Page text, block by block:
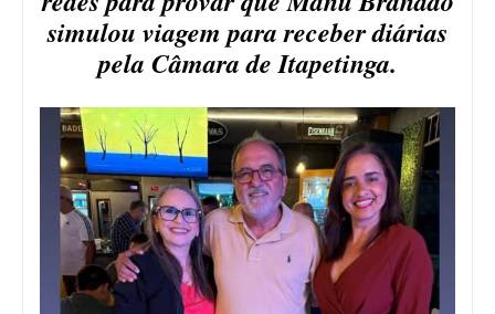
simulou viagem para receber diárias
pela Câmara de Itapetinga.